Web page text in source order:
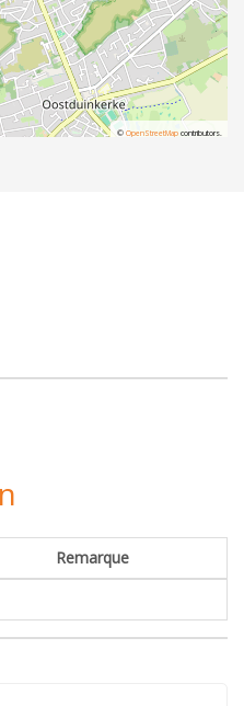
© OpenStreetMapcontributors.
Remarque